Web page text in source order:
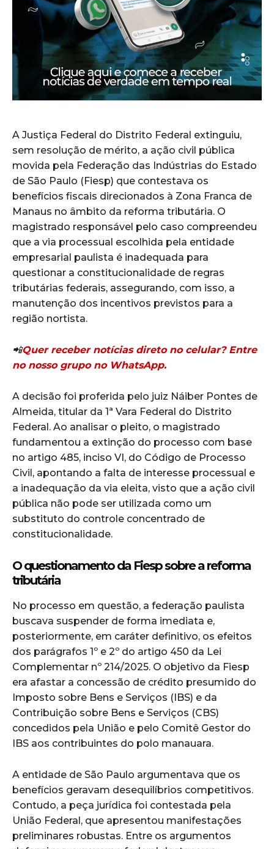
A Justiça Federal do Distrito Federal extinguiu,
sem resolução de mérito, a ação civil pública
movida pela Federação das Indústrias do Estado
de São Paulo (Fiesp) que contestava os
benefícios fiscais direcionados à Zona Franca de
Manaus no âmbito da reforma tributária. O
magistrado responsável pelo caso compreendeu
que a via processual escolhida pela entidade
empresarial paulista é inadequada para
questionar a constitucionalidade de regras
tributárias federais, assegurando, com isso, a
manutenção dos incentivos previstos para a
região nortista.
📲Quer receber notícias direto no celular? Entre
no nosso grupo no WhatsApp.
A decisão foi proferida pelo juiz Náiber Pontes de
Almeida, titular da 1ª Vara Federal do Distrito
Federal. Ao analisar o pleito, o magistrado
fundamentou a extinção do processo com base
no artigo 485, inciso VI, do Código de Processo
Civil, apontando a falta de interesse processual e
a inadequação da via eleita, visto que a ação civil
pública não pode ser utilizada como um
substituto do controle concentrado de
constitucionalidade.
O questionamento da Fiesp sobre a reforma
tributária
No processo em questão, a federação paulista
buscava suspender de forma imediata e,
posteriormente, em caráter definitivo, os efeitos
dos parágrafos 1º e 2º do artigo 450 da Lei
Complementar nº 214/2025. O objetivo da Fiesp
era afastar a concessão de crédito presumido do
Imposto sobre Bens e Serviços (IBS) e da
Contribuição sobre Bens e Serviços (CBS)
concedidos pela União e pelo Comitê Gestor do
IBS aos contribuintes do polo manauara.
A entidade de São Paulo argumentava que os
benefícios geravam desequilíbrios competitivos.
Contudo, a peça jurídica foi contestada pela
União Federal, que apresentou manifestações
preliminares robustas. Entre os argumentos